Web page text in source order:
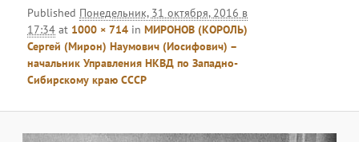
Published Понедельник, 31 октября, 2016 в
17:34 at 1000 × 714 inМИРОНОВ (КОРОЛЬ)
Сергей (Мирон) Наумович (Иосифович) –
начальник Управления НКВД по Западно-
Сибирскому краю СССР